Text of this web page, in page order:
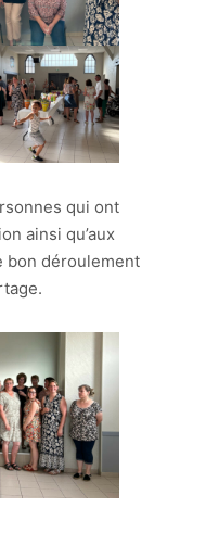
qui ont
ainsi qu’aux
bon déroulement